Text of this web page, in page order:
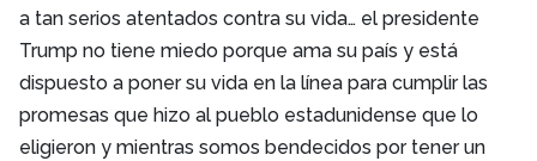
a tan serios atentados contra su vida… el presidente
Trump no tiene miedo porque ama su país y está
dispuesto a poner su vida en la línea para cumplir las
promesas que hizo al pueblo estadunidense que lo
eligieron y mientras somos bendecidos por tener un